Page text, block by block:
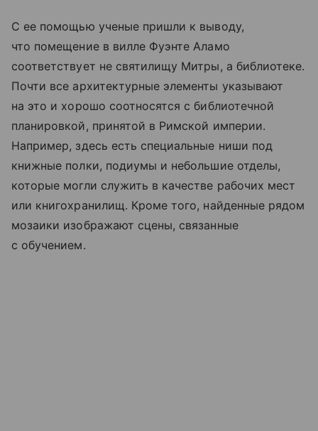
С ее помощью ученые пришли к выводу,
что помещение в вилле Фуэнте Аламо
соответствует не святилищу Митры, а библиотеке.
Почти все архитектурные элементы указывают
на это и хорошо соотносятся с библиотечной
планировкой, принятой в Римской империи.
Например, здесь есть специальные ниши под
книжные полки, подиумы и небольшие отделы,
которые могли служить в качестве рабочих мест
или книгохранилищ. Кроме того, найденные рядом
мозаики изображают сцены, связанные
с обучением.